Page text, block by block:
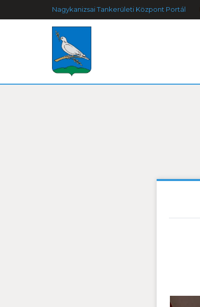
Nagykanizsai Tankerületi Központ Portál